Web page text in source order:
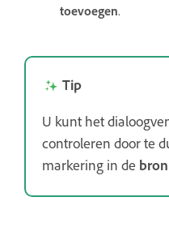
toevoegen.
Tip
U kunt het
controleren door te
markering in de